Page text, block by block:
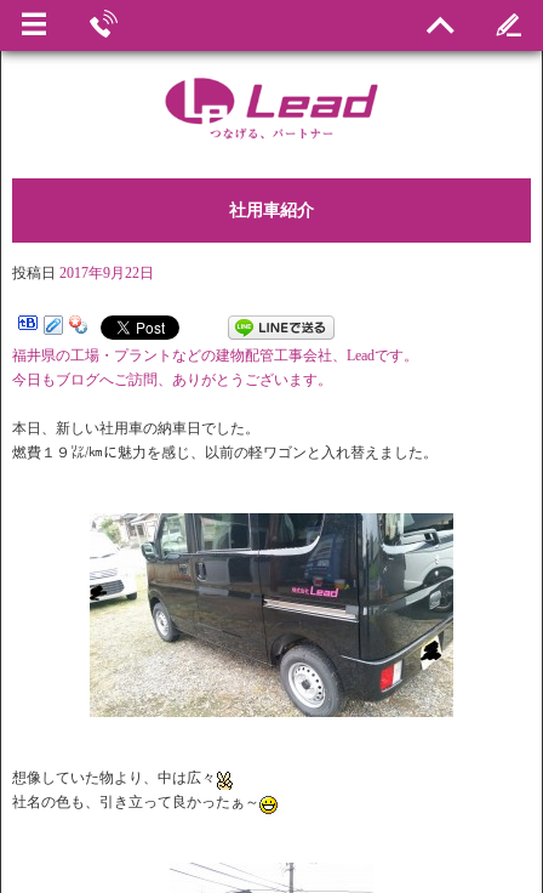
社用車紹介
投稿日 2017年9月22日
福井県の工場・プラントなどの建物配管工事会社、Leadです。
今日もブログへご訪問、ありがとうございます。
本日、新しい社用車の納車日でした。
燃費１９㍑/㎞に魅力を感じ、以前の軽ワゴンと入れ替えました。
想像していた物より、中は広々
社名の色も、引き立って良かったぁ～